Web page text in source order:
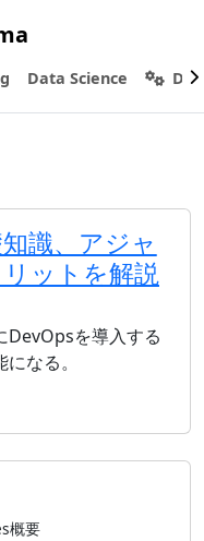
Data Science
識、アジャ
ットを解説
DevOpsを導入する
なる。
概要